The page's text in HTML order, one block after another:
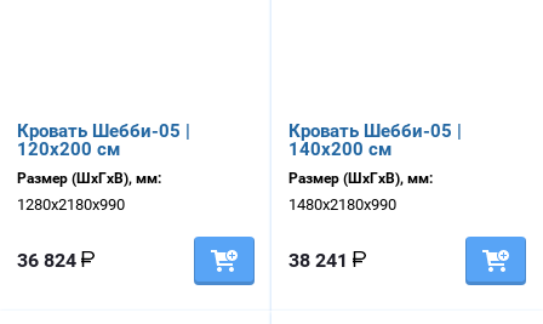
Кровать Шебби-05 |
120х200 см
Размер (ШхГхВ), мм:
1280х2180х990
36 824
Кровать Шебби-05 |
140х200 см
Размер (ШхГхВ), мм:
1480х2180х990
38 241